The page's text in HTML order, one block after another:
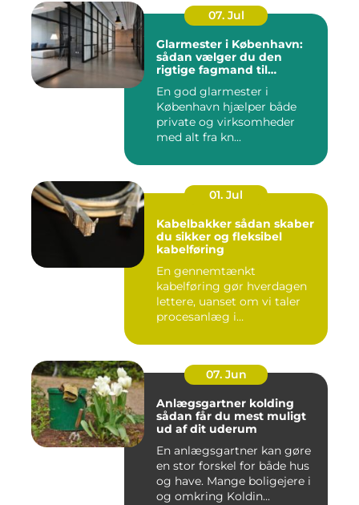
07. Jul
Glarmester i København:
sådan vælger du den
rigtige fagmand til
En god glarmester i
København hjælper både
private og virksomheder
med alt fra kn...
01. Jul
Kabelbakker sådan skaber
du sikker og fleksibel
kabelføring
En gennemtænkt
kabelføring gør hverdagen
lettere, uanset om vi taler
procesanlæg i
07. Jun
Anlægsgartner kolding
sådan får du mest muligt
ud af dit uderum
En anlægsgartner kan gøre
en stor forskel for både hus
og have. Mange boligejere i
og omkring Koldin...